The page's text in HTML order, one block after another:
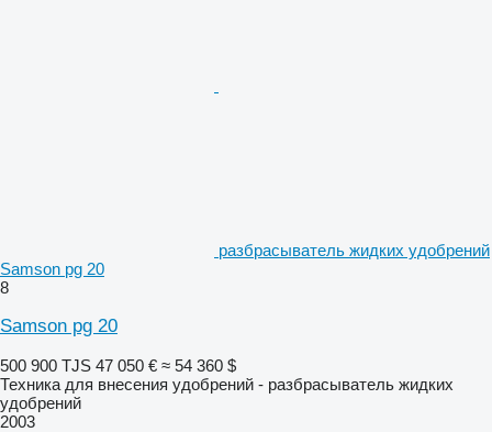
разбрасыватель жидких удобрений
Samson pg 20
8
Samson pg 20
500 900 TJS 47 050 € ≈ 54 360 $
Техника для внесения удобрений - разбрасыватель жидких
удобрений
2003